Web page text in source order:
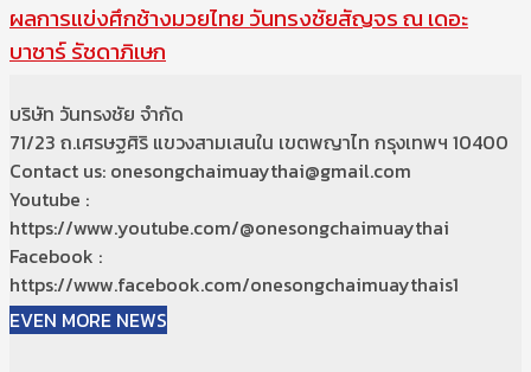
ผลการแข่งศึกช้างมวยไทย วันทรงชัยสัญจร ณ เดอะ
บาซาร์ รัชดาภิเษก
บริษัท วันทรงชัย จำกัด
71/23 ถ.เศรษฐศิริ แขวงสามเสนใน เขตพญาไท กรุงเทพฯ 10400
Contact us: onesongchaimuaythai@gmail.com
Youtube :
https://www.youtube.com/@onesongchaimuaythai
Facebook :
https://www.facebook.com/onesongchaimuaythais1
EVEN MORE NEWS